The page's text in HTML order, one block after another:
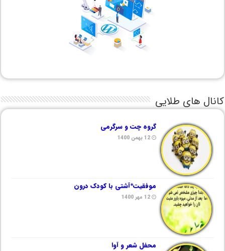
کانال های طلایی
گروه چت و سرگرمی
12 بهمن 1400
موفقیت*آشتی با کودک درون
12 مهر 1400
محفل شعر و آوا